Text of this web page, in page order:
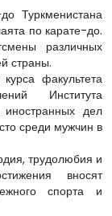
Туркменистана
по карате-до.
различных
страны.
факультета
Института
дел
среди мужчин в
трудолюбия и
вносят
спорта и